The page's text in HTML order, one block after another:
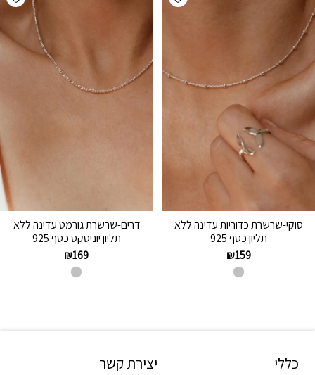
סוקי-שרשרת כדוריות עדינה ללא
תליון כסף 925
₪159
דרים-שרשרת גורמט עדינה ללא
תליון יוניסקס כסף 925
₪169
כללי יצירת קשר